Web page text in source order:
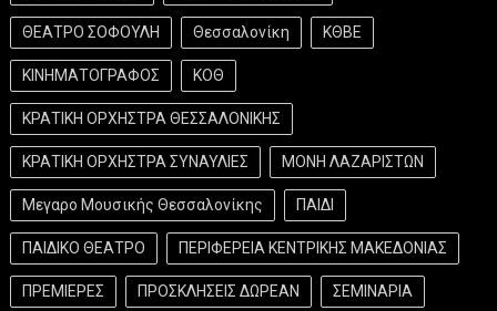
ΘΕΑΤΡΟ ΣΟΦΟΥΛΗ Θεσσαλονίκη ΚΘΒΕ
ΚΙΝΗΜΑΤΟΓΡΑΦΟΣ ΚΟΘ
ΚΡΑΤΙΚΗ ΟΡΧΗΣΤΡΑ ΘΕΣΣΑΛΟΝΙΚΗΣ
ΚΡΑΤΙΚΗ ΟΡΧΗΣΤΡΑ ΣΥΝΑΥΛΙΕΣ ΜΟΝΗ ΛΑΖΑΡΙΣΤΩΝ
Μεγαρο Μουσικής Θεσσαλονίκης ΠΑΙΔΙ
ΠΑΙΔΙΚΟ ΘΕΑΤΡΟ ΠΕΡΙΦΕΡΕΙΑ ΚΕΝΤΡΙΚΗΣ ΜΑΚΕΔΟΝΙΑΣ
ΠΡΕΜΙΕΡΕΣ ΠΡΟΣΚΛΗΣΕΙΣ ΔΩΡΕΑΝ ΣΕΜΙΝΑΡΙΑ